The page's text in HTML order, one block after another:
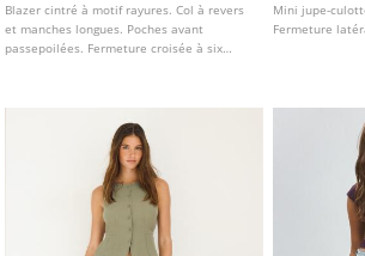
Blazer cintré à motif rayures. Col à revers
et manches longues. Poches avant
passepoilées. Fermeture croisée à six
Mini jupe-
Fermeture